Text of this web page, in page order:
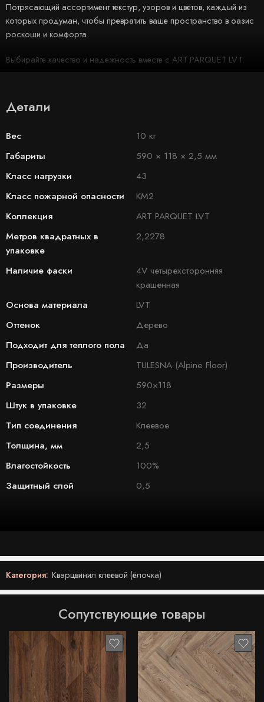
Потрясающий ассортимент текстур, узоров и цветов, каждый из
которых продуман, чтобы превратить ваше пространство в оазис
роскоши и комфорта.
Выбирайте качество и надежность вместе с ART PARQUET LVT.
Детали
Вес
10 кг
Габариты
590 × 118 × 2,5 мм
Класс нагрузки
43
Класс пожарной опасности
КМ2
Коллекция
ART PARQUET LVT
Метров квадратных в
упаковке
2,2278
Наличие фаски
4V четырехсторонняя
крашенная
Основа материала
LVT
Оттенок
Дерево
Подходит для теплого пола
Да
Производитель
TULESNA (Alpine Floor)
Размеры
590×118
Штук в упаковке
32
Тип соединения
Клеевое
Толщина, мм
2,5
Влагостойкость
100%
Защитный слой
0,5
Категория: Кварцвинил клеевой (ёлочка)
Сопутствующие товары